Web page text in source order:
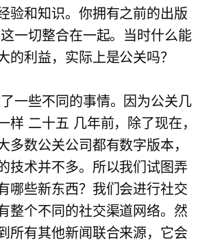
验和知识。你拥有之前的出版
一切整合在一起。当时什么能
的利益，实际上是公关吗？
一些不同的事情。因为公关几
样 二十五 几年前，除了现在，
多数公关公司都有数字版本，
技术并不多。所以我们试图弄
哪些新东西？我们会进行社交
整个不同的社交渠道网络。然
所有其他新闻联合来源，它会